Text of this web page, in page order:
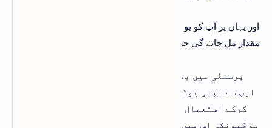
اور یہاں پر آپ کو یو ٹیوب ویڈیوز کے لیے میوزک کی بہت ہی زیادہ
مقدار مل جائے گی جس کو آپ استعمال کر سکتے ہیں اپنی یوٹیوب
پرسنلی میں بھی اس ایپ کو استعمال کرتا ہوں اور اس
ایپ سے اپنی یوٹیوب ویڈیوز کے لیے میوزک کو ڈاؤن لوڈ
کرکے استعمال کرتا ہوں اور مجھے یہ بہت زیادہ پسند
ہے کیونکہ اس میں جو بھی میوزک موجود ہے وہ آپ ایک کلک